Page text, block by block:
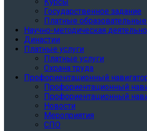
Государственное задание
Платные образовательные
Научно-методическая
Династии
Платные услуги
Платные услуги
Охрана труда
Профориентационный
Профориентационный
Профориентационный
Новости
Мероприятия
СПО